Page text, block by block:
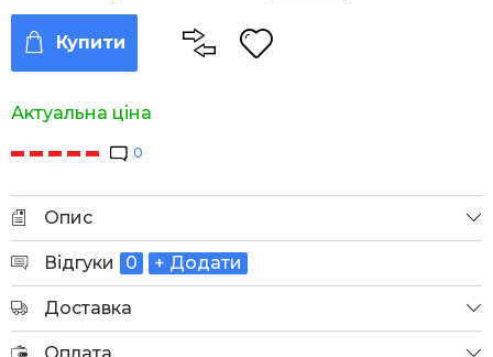
Актуальна ціна
Купити
0
Опис
Відгуки 0 + Додати
Доставка